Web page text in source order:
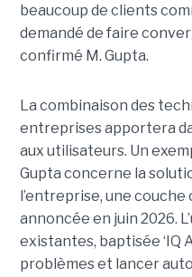
beaucoup de clients
demandé de faire
confirmé M. Gupta.
La combinaison des
entreprises apportera
aux utilisateurs. Un
Gupta concerne la
l’entreprise, une
annoncée en juin 2026.
existantes, baptisée ‘IQ
problèmes et lancer